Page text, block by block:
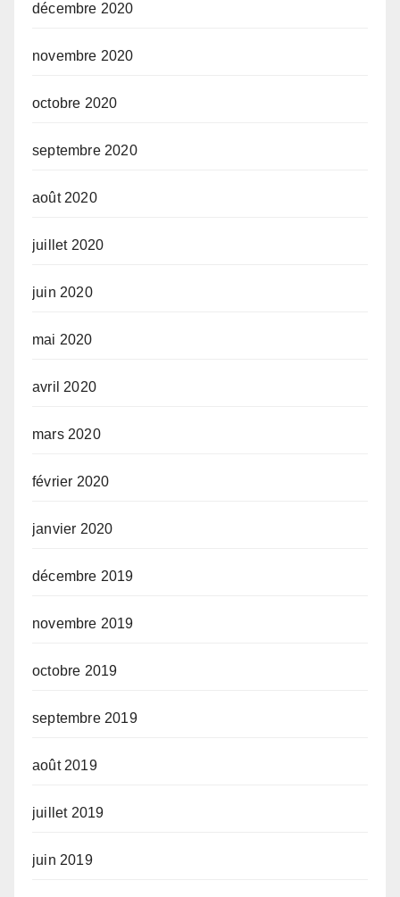
décembre 2020
novembre 2020
octobre 2020
septembre 2020
août 2020
juillet 2020
juin 2020
mai 2020
avril 2020
mars 2020
février 2020
janvier 2020
décembre 2019
novembre 2019
octobre 2019
septembre 2019
août 2019
juillet 2019
juin 2019